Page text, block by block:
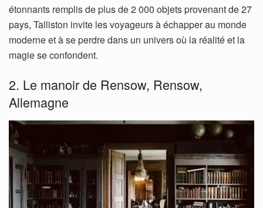
étonnants remplis de plus de 2 000 objets provenant de 27
pays, Talliston invite les voyageurs à échapper au monde
moderne et à se perdre dans un univers où la réalité et la
magie se confondent.
2. Le manoir de Rensow, Rensow,
Allemagne